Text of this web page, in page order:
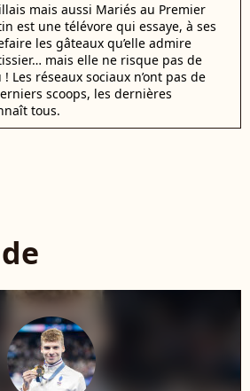
mais aussi Mariés au Premier
est une télévore qui essaye, à ses
les gâteaux qu’elle admire
mais elle ne risque pas de
réseaux sociaux n’ont pas de
scoops, les dernières
tous.